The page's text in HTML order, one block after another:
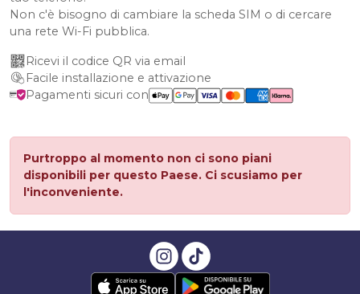
Non c'è bisogno di cambiare la scheda SIM o di cercare
una rete Wi-Fi pubblica.
Ricevi il codice QR via email
Facile installazione e attivazione
Pagamenti sicuri con
Purtroppo al momento non ci sono piani
disponibili per questo Paese. Ci scusiamo per
l'inconveniente.